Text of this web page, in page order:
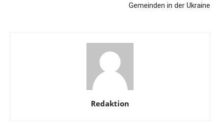
Gemeinden in der Ukraine
Redaktion